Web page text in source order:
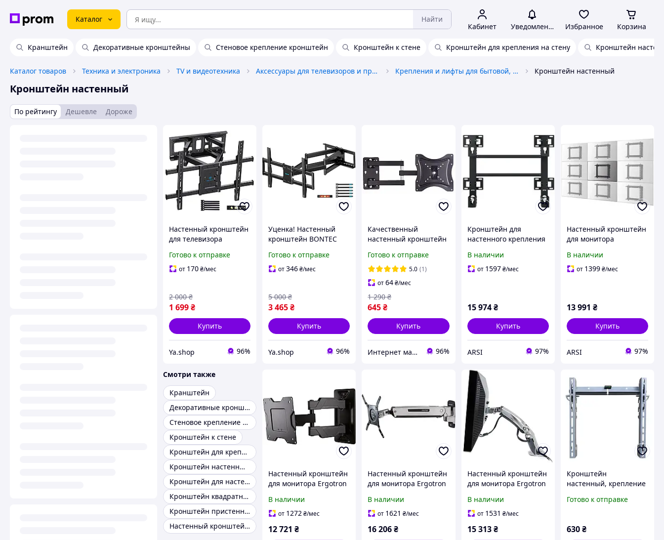
Каталог Найти
Кабинет Уведомления Избранное Корзина
Кранштейн Декоративные кронштейны Стеновое крепление кронштейн Кронштейн к стене Кронштейн для крепления на стену Кронштейн
Каталог товаров Техника и электроника TV и видеотехника Аксессуары для телевизоров и проекторов Крепления и лифты для бытовой, цифровой техники Кронштейн настенный
Кронштейн настенный
По рейтингу Дешевле Дороже
Настенный кронштейн
для телевизора
85 , до 60 кг)
Готово к отправке
от 170₴/мес
1 699₴
2 000 ₴
Купить
Ya.shop 96%
Уценка! Настенный
кронштейн BONTEC
60 110 , до 125 кг, VESA
800×600
Готово к отправке
от346₴/мес
3 465₴
5 000 ₴
Купить
Ya.shop 96%
Качественный
настенный кронштейн
монитора телевизора
vesa 200x200
крепление для плазмы
на стену
Готово к отправке
5.0 (1)
от64₴/мес
645₴
1 290 ₴
Купить
Интернет магазин «Smart Life» 96%
Кронштейн для
настенного крепления
Samsung WMN8000SXT
В наличии
от 1597 ₴/мес
15 974 ₴
Купить
ARSI 97%
Настенный кронштейн
для монитора
(Wl95 800Bl1)
В наличии
от 1399₴/мес
13 991 ₴
Купить
ARSI 97%
Смотри также
Кранштейн
Декоративные кронштейны
Стеновое крепление кронштейн
Кронштейн к стене
Кронштейн для крепления на стену
Кронштейн настенный 19
Кронштейн для настенного крепления
Кронштейн квадратный
Кронштейн пристенный
Настенный кронштейн p6
Настенный кронштейн
для монитора Ergotron
черный (45-385-223)
В наличии
от 1272₴/мес
12 721 ₴
Настенный кронштейн
для монитора Ergotron
алюминиевый (45-361-
026)
В наличии
от 1621 ₴/мес
16 206₴
Настенный кронштейн
для монитора Ergotron
алюминиевый (45-214-
026)
В наличии
от 1531 ₴/мес
15 313 ₴
Кронштейн
настенный, крепление
монитора, 30-80",
Готово к отправке
630₴